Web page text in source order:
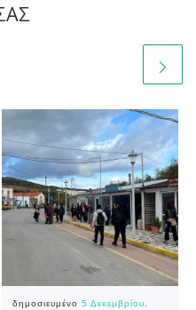
δημοσιευμένο 5 Δεκεμβρίου,